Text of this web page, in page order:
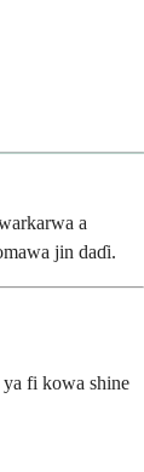
a
jin daɗi.
ya fi kowa shine